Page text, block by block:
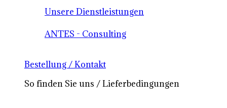
Unsere Dienstleistungen
ANTES - Consulting
Bestellung / Kontakt
So finden Sie uns / Lieferbedingungen